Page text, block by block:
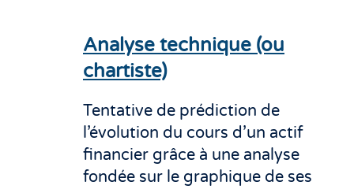
Analyse technique (ou
chartiste)
Tentative de prédiction de
l’évolution du cours d’un actif
financier grâce à une analyse
fondée sur le graphique de ses